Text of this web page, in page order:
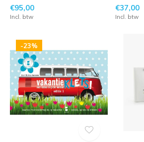
€95,00
Incl. btw
€37,00
Incl. btw
-23%